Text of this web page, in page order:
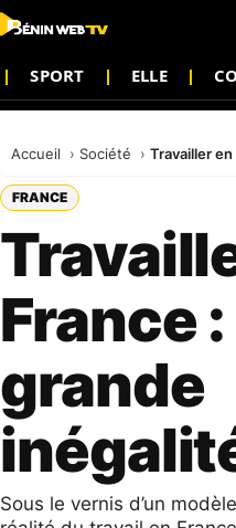
SPORT ELLE
Accueil Société Travailler
FRANCE
France
grande
Sous le vernis d’un